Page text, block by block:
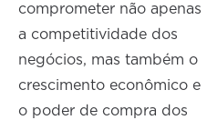
comprometer não apenas
a competitividade dos
negócios, mas também o
crescimento econômico e
o poder de compra dos